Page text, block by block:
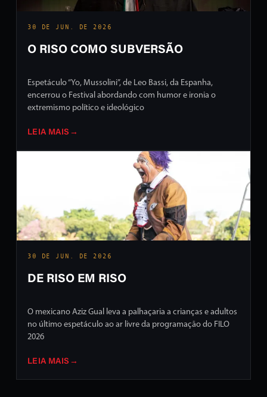
30 DE JUN. DE 2026
O RISO COMO SUBVERSÃO
Espetáculo “Yo, Mussolini”, de Leo Bassi, da Espanha,
encerrou o Festival abordando com humor e ironia o
extremismo político e ideológico
LEIA MAIS →
30 DE JUN. DE 2026
DE RISO EM RISO
O mexicano Aziz Gual leva a palhaçaria a crianças e adultos
no último espetáculo ao ar livre da programação do FILO
2026
LEIA MAIS →